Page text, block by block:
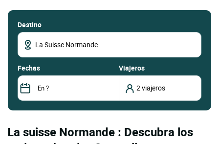
Destino
fechas Viajeros
La suisse Normande : Descubra los